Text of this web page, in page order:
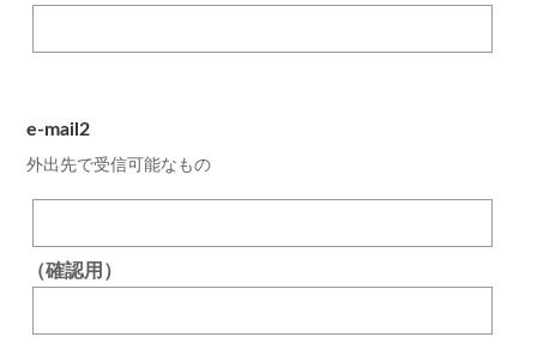
e-mail2
外出先で受信可能なもの
（確認用）